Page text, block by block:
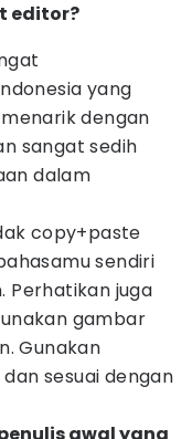
editor?
yang
dengan
sangat sedih
dalam
copy+paste
sendiri
Perhatikan juga
gambar
Gunakan
sesuai dengan